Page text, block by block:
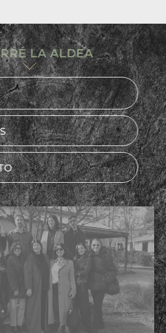
LA ALDEA